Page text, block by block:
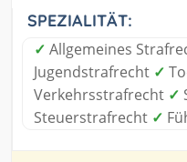
SPEZIALITÄT:
✓ Allgemeines
Jugendstrafrecht ✓
Verkehrsstrafrecht ✓
Steuerstrafrecht ✓